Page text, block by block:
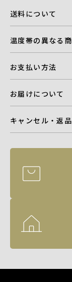
送料について
温度帯の異なる
お支払い方法
お届けについて
キャンセル・返